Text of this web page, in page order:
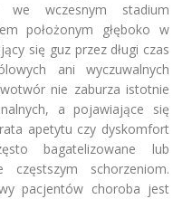
we wczesnym stadium
położonym głęboko w
się guz przez długi czas
ani wyczuwalnych
nie zaburza istotnie
a pojawiające się
apetytu czy dyskomfort
bagatelizowane lub
częstszym schorzeniom.
pacjentów choroba jest